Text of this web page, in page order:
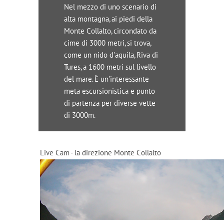
Nel mezzo di uno scenario di
alta montagna, ai piedi della
Monte Collalto, circondato da
cime di 3000 metri, si trova,
come un nido d'aquila, Riva di
Tures, a 1600 metri sul livello
del mare. È un'interessante
meta escursionistica e punto
di partenza per diverse vette
di 3000m.
Live Cam - la direzione Monte Collalto